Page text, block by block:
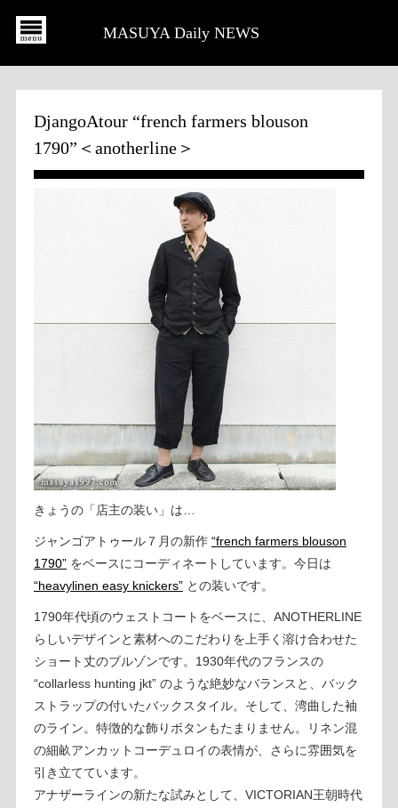
MASUYA Daily NEWS
DjangoAtour “french farmers blouson
1790”＜anotherline＞
きょうの「店主の装い」は…
ジャンゴアトゥール７月の新作 “french farmers blouson
1790”をベースにコーディネートしています。今日は
“heavylinen easy knickers”との装いです。
1790年代頃のウェストコートをベースに、ANOTHERLINE
らしいデザインと素材へのこだわりを上手く溶け合わせた
ショート丈のブルゾンです。1930年代のフランスの
“collarless hunting jkt” のような絶妙なバランスと、バック
ストラップの付いたバックスタイル。そして、湾曲した袖
のライン。特徴的な飾りボタンもたまりません。リネン混
の細畝アンカットコーデュロイの表情が、さらに雰囲気を
引き立てています。
アナザーラインの新たな試みとして、VICTORIAN王朝時代